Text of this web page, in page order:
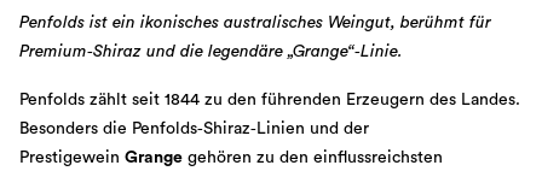
Penfolds ist ein ikonisches australisches Weingut, berühmt für
Premium‑Shiraz und die legendäre „Grange“‑Linie.
Penfolds zählt seit 1844 zu den führenden Erzeugern des Landes.
Besonders die Penfolds‑Shiraz‑Linien und der
Prestigewein Grange gehören zu den einflussreichsten